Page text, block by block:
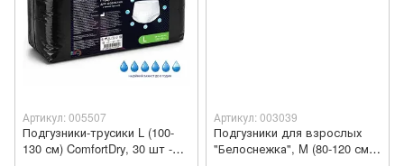
Артикул: 005507
Подгузники-трусики L (100-
130 см) ComfortDry, 30 шт -
Артикул: 003039
Подгузники для взрослых
"Белоснежка", M (80-120 см),